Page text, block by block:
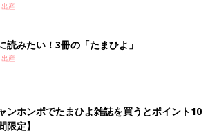
産
読みたい！3冊の「たまひよ」
産
ンホンポでたまひよ雑誌を買うとポイント10
限定】